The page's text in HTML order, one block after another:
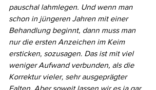
pauschal lahmlegen. Und wenn man
schon in jüngeren Jahren mit einer
Behandlung beginnt, dann muss man
nur die ersten Anzeichen im Keim
ersticken, sozusagen. Das ist mit viel
weniger Aufwand verbunden, als die
Korrektur vieler, sehr ausgeprägter
Falten. Aber soweit lassen wir es ja gar